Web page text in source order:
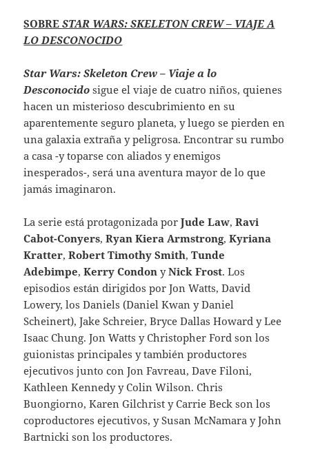
SOBRESTAR WARS: SKELETON CREW – VIAJE A
LO DESCONOCIDO
Star Wars: Skeleton Crew – Viaje a lo
Desconocido sigue el viaje de cuatro niños, quienes
hacen un misterioso descubrimiento en su
aparentemente seguro planeta, y luego se pierden en
una galaxia extraña y peligrosa. Encontrar su rumbo
a casa -y toparse con aliados y enemigos
inesperados-, será una aventura mayor de lo que
jamás imaginaron.
La serie está protagonizada porJude Law,Ravi
Cabot-Conyers,Ryan Kiera Armstrong,Kyriana
Kratter,Robert Timothy Smith,Tunde
Adebimpe,Kerry Condon yNick Frost. Los
episodios están dirigidos por Jon Watts, David
Lowery, los Daniels (Daniel Kwan y Daniel
Scheinert), Jake Schreier, Bryce Dallas Howard y Lee
Isaac Chung. Jon Watts y Christopher Ford son los
guionistas principales y también productores
ejecutivos junto con Jon Favreau, Dave Filoni,
Kathleen Kennedy y Colin Wilson. Chris
Buongiorno, Karen Gilchrist y Carrie Beck son los
coproductores ejecutivos, y Susan McNamara y John
Bartnicki son los productores.